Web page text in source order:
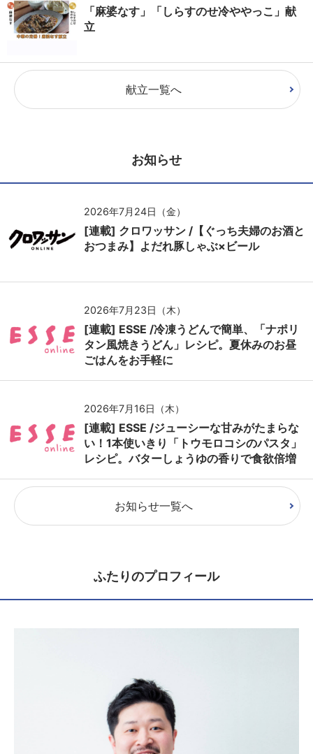
「麻婆なす」「しらすのせ冷ややっこ」献
立
献立一覧へ
お知らせ
2026年7月24日（金）
[連載] クロワッサン /【ぐっち夫婦のお酒と
おつまみ】よだれ豚しゃぶ×ビール
2026年7月23日（木）
[連載] ESSE /冷凍うどんで簡単、「ナポリ
タン風焼きうどん」レシピ。夏休みのお昼
ごはんをお手軽に
2026年7月16日（木）
[連載] ESSE /ジューシーな甘みがたまらな
い！1本使いきり「トウモロコシのパスタ」
レシピ。バターしょうゆの香りで食欲倍増
お知らせ一覧へ
ふたりのプロフィール